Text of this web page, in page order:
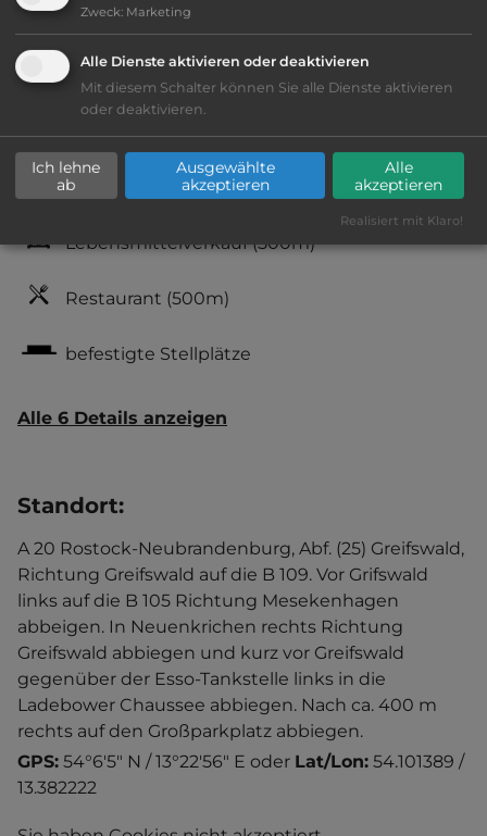
Ausstattung:
Lage: weniger ansprechend
Geräuschkulisse: laut
Reservierung nicht möglich
Lebensmittelverkauf(500m)
Restaurant (500m)
befestigte Stellplätze
Alle 6 Details anzeigen
Standort:
A 20 Rostock-Neubrandenburg, Abf. (25) Greifswald,
Richtung Greifswald auf die B 109. Vor Grifswald
links auf die B 105 Richtung Mesekenhagen
abbeigen. In Neuenkrichen rechts Richtung
Greifswald abbiegen und kurz vor Greifswald
gegenüber der Esso-Tankstelle links in die
Ladebower Chaussee abbiegen. Nach ca. 400 m
rechts auf den Großparkplatz abbiegen.
GPS: 54°6'5" N / 13°22'56" E oder Lat/Lon: 54.101389 /
13.382222
Zweck: Marketing
Alle Dienste aktivieren oder deaktivieren
Mit diesem Schalter können Sie alle Dienste aktivieren
oder deaktivieren.
Ich lehne
ab
Ausgewählte
akzeptieren
Alle
akzeptieren
Realisiert mit Klaro!